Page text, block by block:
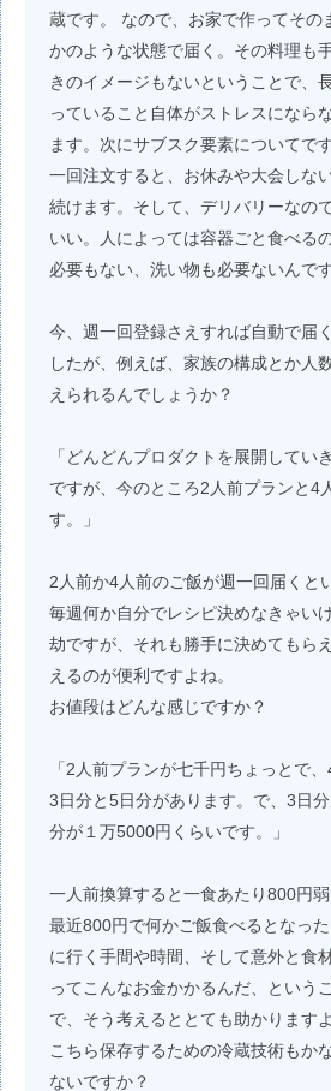
蔵です。 なので、お家で作ってその
かのような状態で届く。その料理も
きのイメージもないということで、
っていること自体がストレスになら
ます。次にサブスク要素についてで
一回注文すると、お休みや大会しな
続けます。そして、デリバリーなの
いい。人によっては容器ごと食べる
必要もない、洗い物も必要ないんです
今、週一回登録さえすれば自動で届
したが、例えば、家族の構成とか人
えられるんでしょうか？
「どんどんプロダクトを展開してい
ですが、今のところ2人前プランと4
す。」
2人前か4人前のご飯が週一回届くと
毎週何か自分でレシピ決めなきゃい
劫ですが、それも勝手に決めてもら
えるのが便利ですよね。
お値段はどんな感じですか？
「2人前プランが七千円ちょっとで
3日分と5日分があります。で、3日
分が１万5000円くらいです。」
一人前換算すると一食あたり800円弱
最近800円で何かご飯食べるとなっ
に行く手間や時間、そして意外と食
ってこんなお金かかるんだ、という
で、そう考えるととても助かりますよ
こちら保存するための冷蔵技術もか
ないですか？